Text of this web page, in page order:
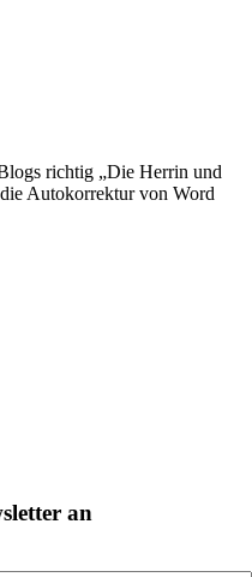
richtig „Die Herrin und
Autokorrektur von Word
an